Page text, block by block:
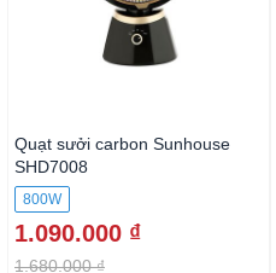
Quạt sưởi carbon Sunhouse
SHD7008
800W
1.090.000 ₫
1.680.000 ₫